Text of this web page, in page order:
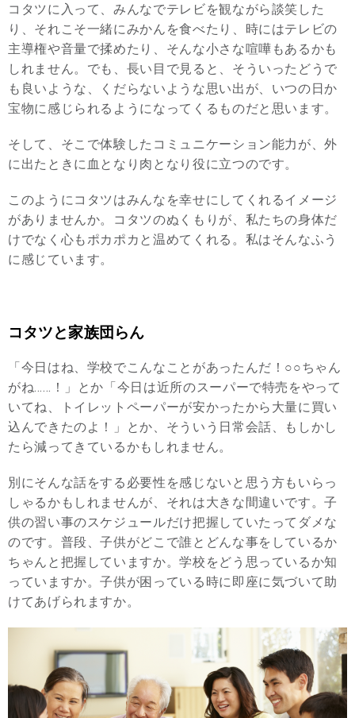
コタツに入って、みんなでテレビを観ながら談笑した
り、それこそ一緒にみかんを食べたり、時にはテレビの
主導権や音量で揉めたり、そんな小さな喧嘩もあるかも
しれません。でも、長い目で見ると、そういったどうで
も良いような、くだらないような思い出が、いつの日か
宝物に感じられるようになってくるものだと思います。
そして、そこで体験したコミュニケーション能力が、外
に出たときに血となり肉となり役に立つのです。
このようにコタツはみんなを幸せにしてくれるイメージ
がありませんか。コタツのぬくもりが、私たちの身体だ
けでなく心もポカポカと温めてくれる。私はそんなふう
に感じています。
コタツと家族団らん
「今日はね、学校でこんなことがあったんだ！○○ちゃん
がね……！」とか「今日は近所のスーパーで特売をやって
いてね、トイレットペーパーが安かったから大量に買い
込んできたのよ！」とか、そういう日常会話、もしかし
たら減ってきているかもしれません。
別にそんな話をする必要性を感じないと思う方もいらっ
しゃるかもしれませんが、それは大きな間違いです。子
供の習い事のスケジュールだけ把握していたってダメな
のです。普段、子供がどこで誰とどんな事をしているか
ちゃんと把握していますか。学校をどう思っているか知
っていますか。子供が困っている時に即座に気づいて助
けてあげられますか。